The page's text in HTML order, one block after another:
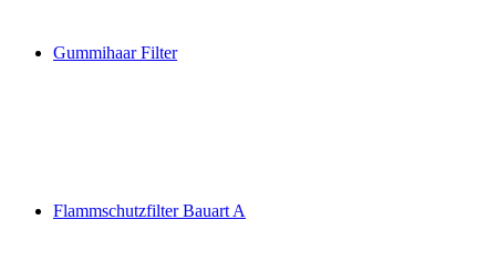
Gummihaar Filter
Flammschutzfilter Bauart A